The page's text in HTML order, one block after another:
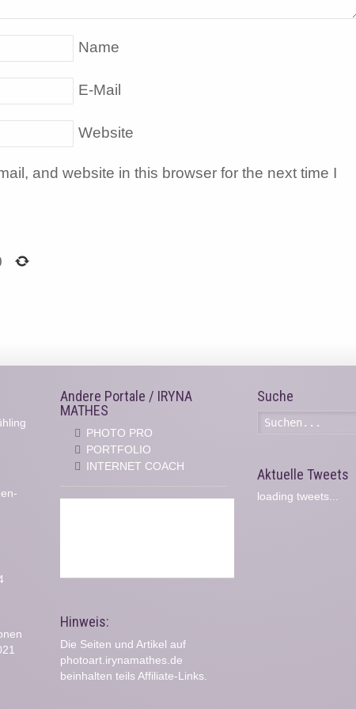
Name
E-Mail
Website
and website in this browser for the next time I
Andere Portale / IRYNA
MATHES
PHOTO PRO
PORTFOLIO
INTERNET COACH
Hinweis:
Die Seiten und Artikel auf
photoart.irynamathes.de
beinhalten teils Affiliate-Links.
Suche
Aktuelle Tweets
loading tweets...